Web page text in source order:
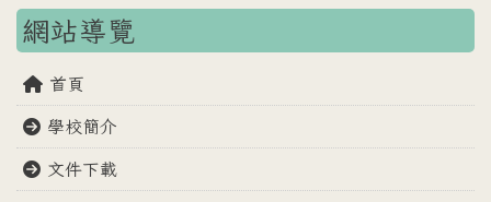
網站導覽
首頁
學校簡介
文件下載